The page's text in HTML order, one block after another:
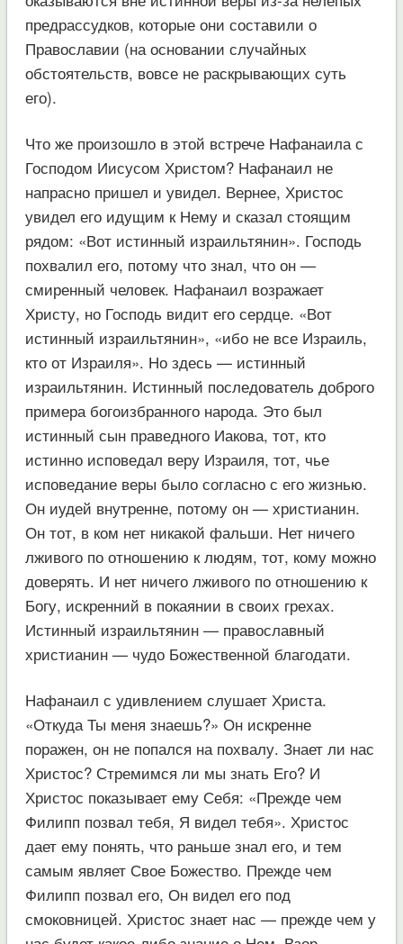
предрассудков, которые они составили о
Православии (на основании случайных
обстоятельств, вовсе не раскрывающих суть
его).
Что же произошло в этой встрече Нафанаила с
Господом Иисусом Христом? Нафанаил не
напрасно пришел и увидел. Вернее, Христос
увидел его идущим к Нему и сказал стоящим
рядом: «Вот истинный израильтянин». Господь
похвалил его, потому что знал, что он —
смиренный человек. Нафанаил возражает
Христу, но Господь видит его сердце. «Вот
истинный израильтянин», «ибо не все Израиль,
кто от Израиля». Но здесь — истинный
израильтянин. Истинный последователь доброго
примера богоизбранного народа. Это был
истинный сын праведного Иакова, тот, кто
истинно исповедал веру Израиля, тот, чье
исповедание веры было согласно с его жизнью.
Он иудей внутренне, потому он — христианин.
Он тот, в ком нет никакой фальши. Нет ничего
лживого по отношению к людям, тот, кому можно
доверять. И нет ничего лживого по отношению к
Богу, искренний в покаянии в своих грехах.
Истинный израильтянин — православный
христианин — чудо Божественной благодати.
Нафанаил с удивлением слушает Христа.
«Откуда Ты меня знаешь?» Он искренне
поражен, он не попался на похвалу. Знает ли нас
Христос? Стремимся ли мы знать Его? И
Христос показывает ему Себя: «Прежде чем
Филипп позвал тебя, Я видел тебя». Христос
дает ему понять, что раньше знал его, и тем
самым являет Свое Божество. Прежде чем
Филипп позвал его, Он видел его под
смоковницей. Христос знает нас — прежде чем у